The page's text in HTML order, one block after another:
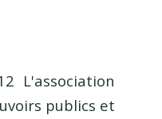
L'association
publics et